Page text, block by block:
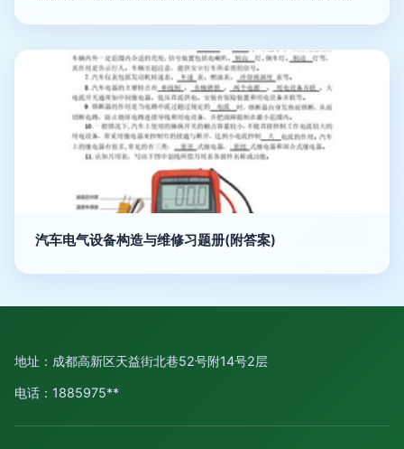
汽车电气设备构造与维修习题册(附答案)
地址：成都高新区天益街北巷52号附14号2层
电话：1885975**